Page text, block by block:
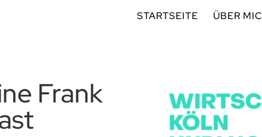
STARTSEITE ÜBER
Frank